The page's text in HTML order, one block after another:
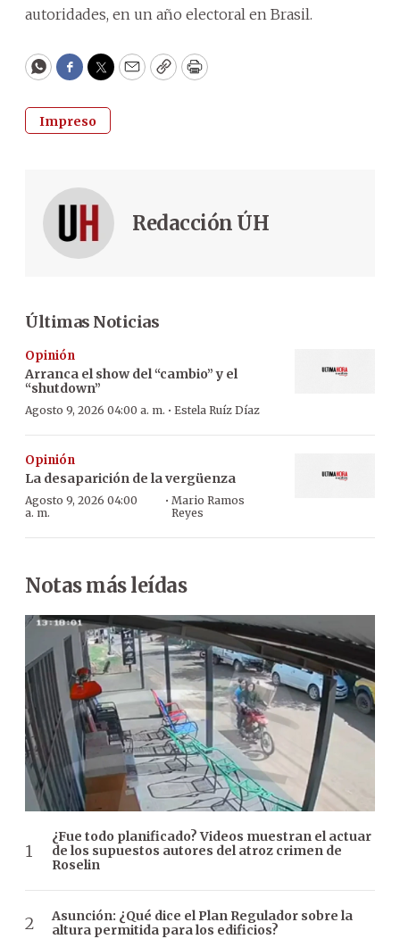
autoridades, en un año electoral en Brasil.
WhatsApp
Facebook
Twitter
EmailCopyPrint
Impreso
Redacción ÚH
Últimas Noticias
Opinión
Arranca el show del “cambio” y el
“shutdown”
Agosto 9, 2026 04:00 a. m. · Estela Ruíz Díaz
Opinión
La desaparición de la vergüenza
Agosto 9, 2026 04:00
a. m.
· Mario Ramos
Reyes
Notas más leídas
¿Fue todo planificado? Videos muestran el actuar
de los supuestos autores del atroz crimen de
Roselin
Asunción: ¿Qué dice el Plan Regulador sobre la
altura permitida para los edificios?